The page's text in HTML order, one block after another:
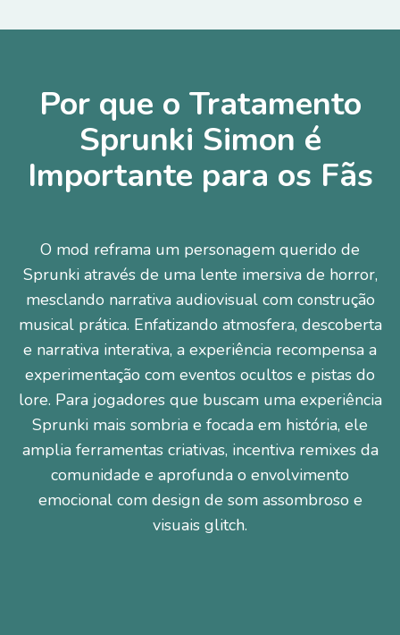
Por que o Tratamento
Sprunki Simon é
Importante para os Fãs
O mod reframa um personagem querido de
Sprunki através de uma lente imersiva de horror,
mesclando narrativa audiovisual com construção
musical prática. Enfatizando atmosfera, descoberta
e narrativa interativa, a experiência recompensa a
experimentação com eventos ocultos e pistas do
lore. Para jogadores que buscam uma experiência
Sprunki mais sombria e focada em história, ele
amplia ferramentas criativas, incentiva remixes da
comunidade e aprofunda o envolvimento
emocional com design de som assombroso e
visuais glitch.